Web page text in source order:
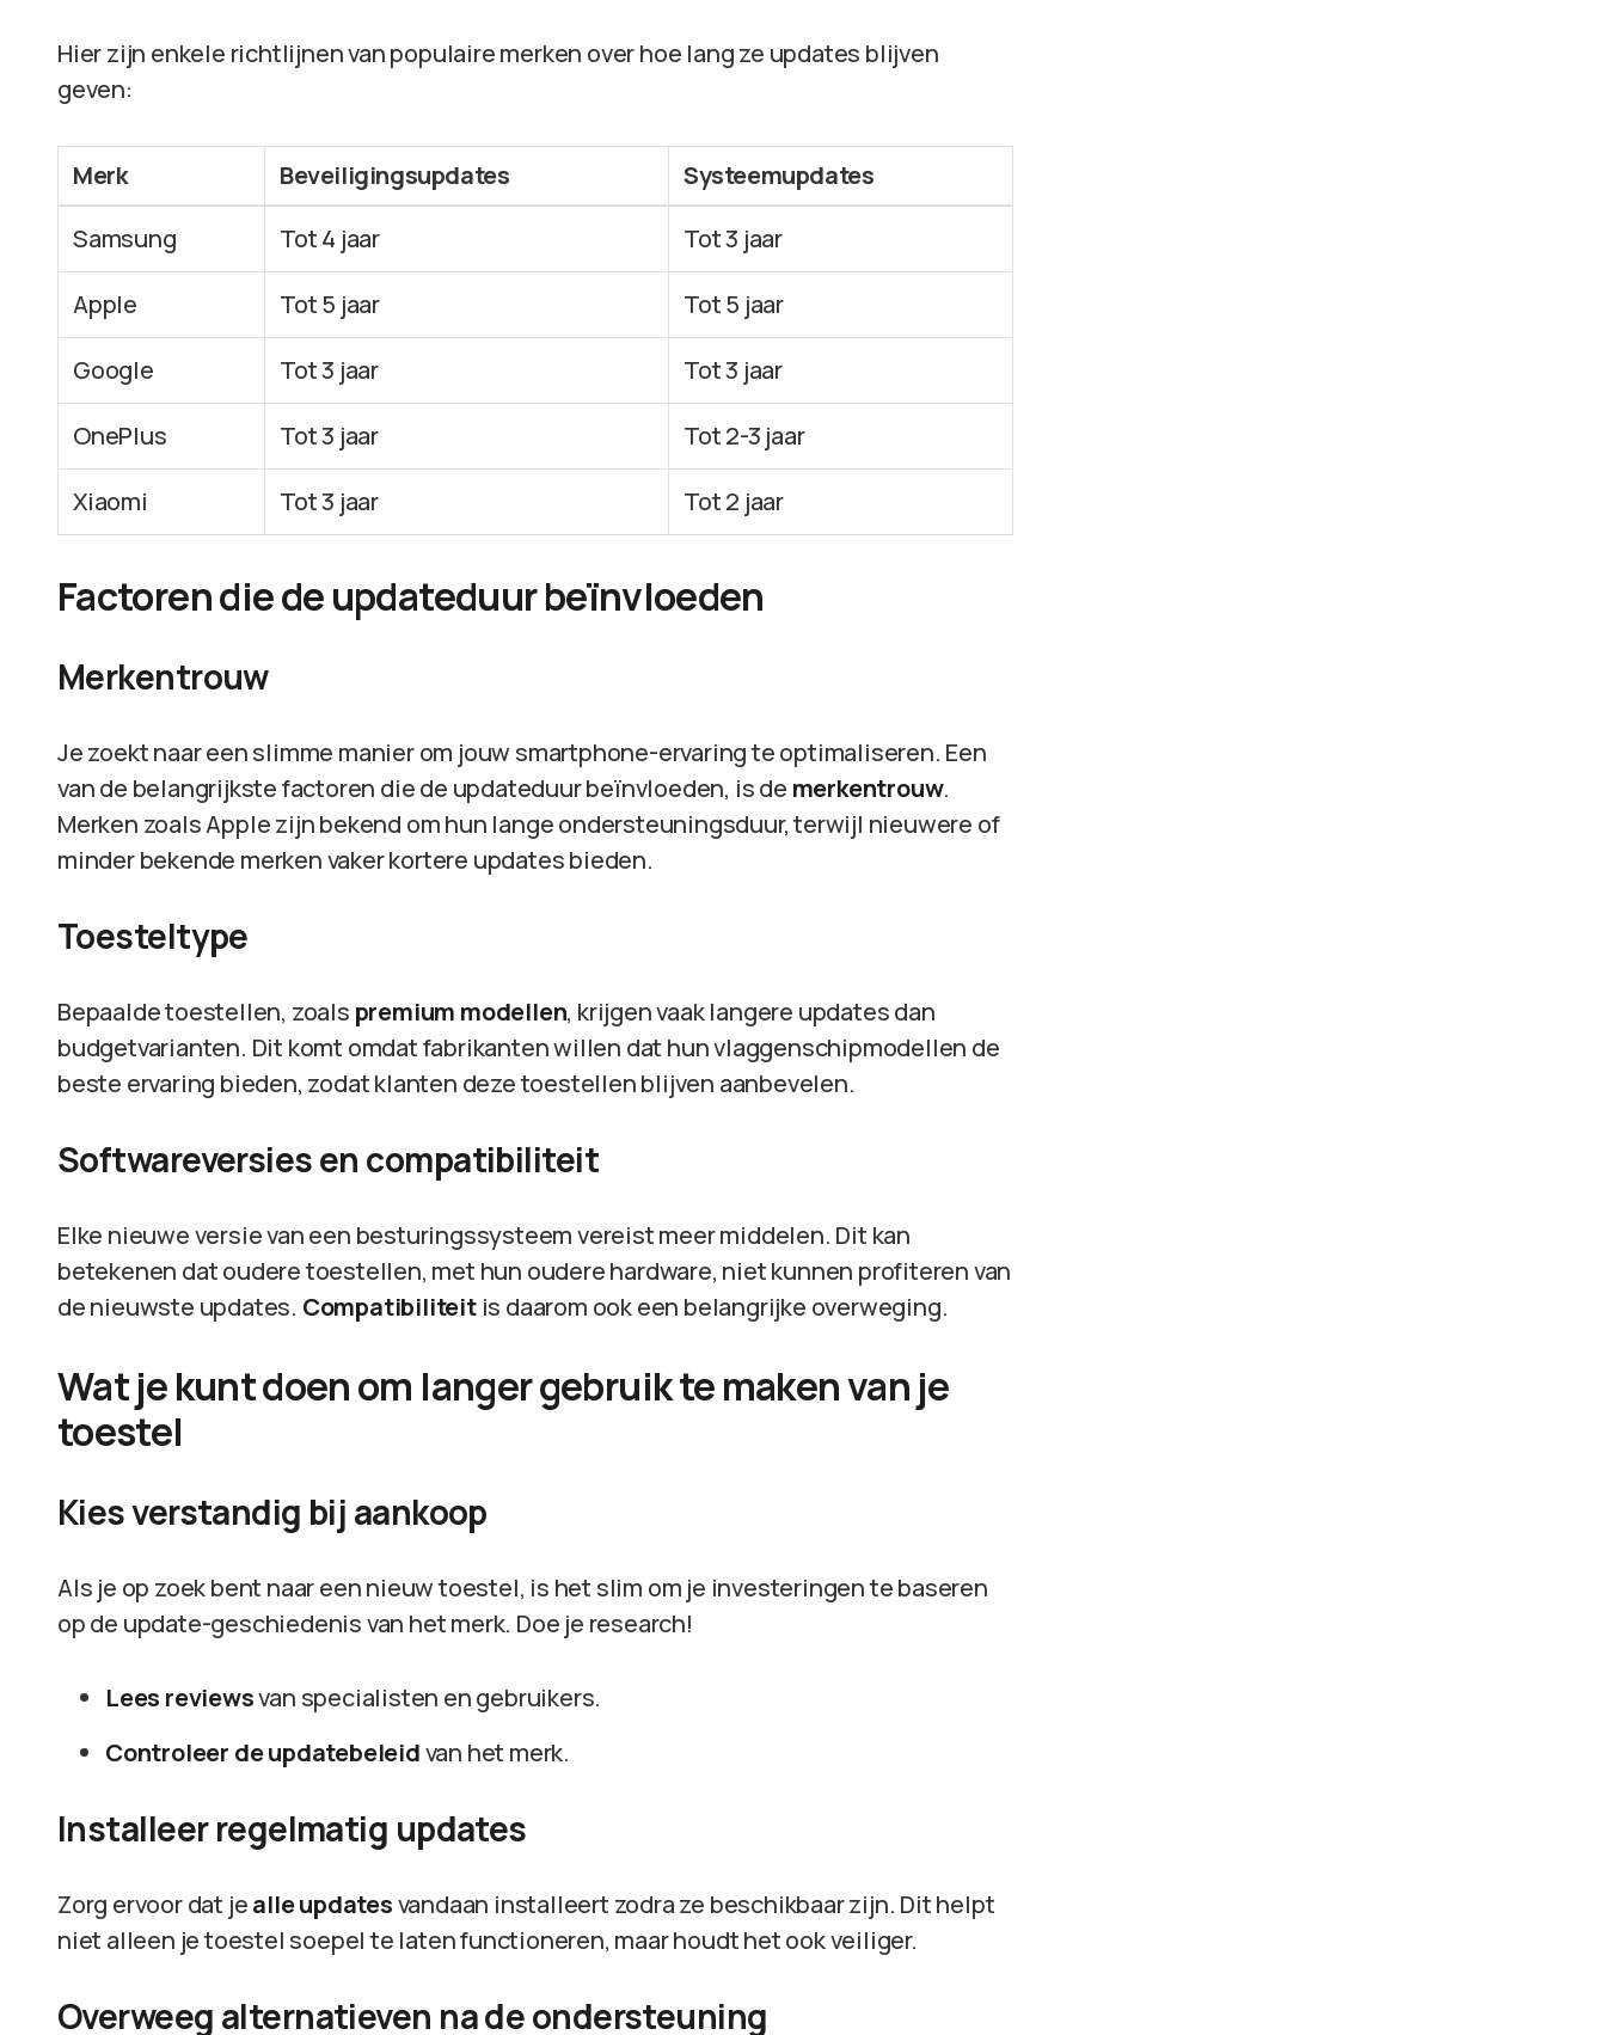
Hier zijn enkele richtlijnen van populaire merken over hoe lang ze updates blijven
geven:
Merk Beveiligingsupdates
Systeemupdates
Samsung
Tot 4 jaar Tot 3 jaar
Apple Tot 5 jaar Tot 5 jaar
Google Tot 3 jaar Tot 3 jaar
OnePlus Tot 3 jaar Tot 2-3 jaar
Xiaomi Tot 3 jaar Tot 2 jaar
Factoren die de updateduur beïnvloeden
Merkentrouw
Je zoekt naar een slimme manier om jouw smartphone-ervaring te optimaliseren. Een
van de belangrijkste factoren die de updateduur beïnvloeden, is de merkentrouw.
Merken zoals Apple zijn bekend om hun lange ondersteuningsduur, terwijl nieuwere of
minder bekende merken vaker kortere updates bieden.
Toesteltype
Bepaalde toestellen, zoals premium modellen, krijgen vaak langere updates dan
budgetvarianten. Dit komt omdat fabrikanten willen dat hun vlaggenschipmodellen de
beste ervaring bieden, zodat klanten deze toestellen blijven aanbevelen.
Softwareversies en compatibiliteit
Elke nieuwe versie van een besturingssysteem vereist meer middelen. Dit kan
betekenen dat oudere toestellen, met hun oudere hardware, niet kunnen profiteren van
de nieuwste updates. Compatibiliteitis daarom ook een belangrijke overweging.
Wat je kunt doen om langer gebruik te maken van je
toestel
Kies verstandig bij aankoop
Als je op zoek bent naar een nieuw toestel, is het slim om je investeringen te baseren
op de update-geschiedenis van het merk. Doe je research!
Lees reviewsvan specialisten en gebruikers.
Controleer de updatebeleidvan het merk.
Installeer regelmatig updates
Zorg ervoor dat jealle updatesvandaan installeert zodra ze beschikbaar zijn. Dit helpt
niet alleen je toestel soepel te laten functioneren, maar houdt het ook veiliger.
Overweeg alternatieven na de ondersteuning